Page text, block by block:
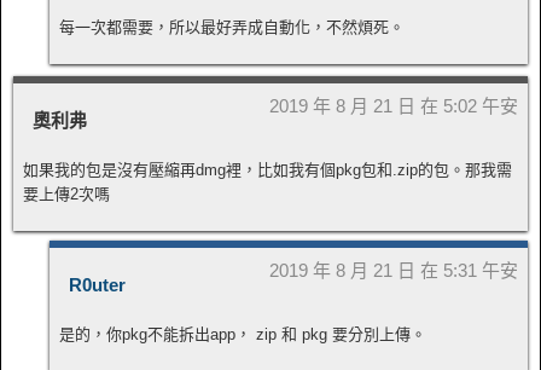
每一次都需要，所以最好弄成自動化，不然煩死。
奧利弗
2019 年 8 月 21 日 在 5:02 午安
如果我的包是沒有壓縮再dmg裡，比如我有個pkg包和.zip的包。那我需
要上傳2次嗎
R0uter
2019 年 8 月 21 日 在 5:31 午安
是的，你pkg不能拆出app， zip 和 pkg 要分別上傳。